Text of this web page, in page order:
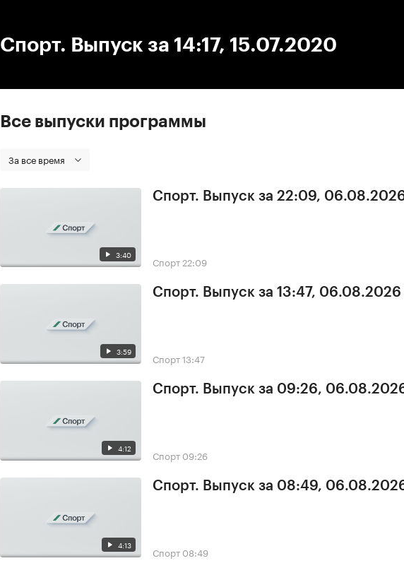
Спорт. Выпуск за 14:17, 15.07.2020
Все выпуски программы
За все время
3:40
Спорт. Выпуск за 22:09,
Спорт 22:09
3:59
Спорт. Выпуск за 13:47, 06.08.2026
Спорт13:47
4:12
Спорт. Выпуск за 09:26,
Спорт 09:26
4:13
Спорт. Выпуск за 08:49,
Спорт 08:49